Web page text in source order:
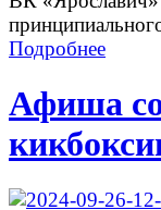
Подробнее
Афиша